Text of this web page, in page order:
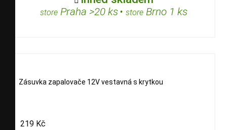
storePraha >20 ks• storeBrno 1 ks
Zásuvka zapalovače 12V vestavná s krytkou
219 Kč